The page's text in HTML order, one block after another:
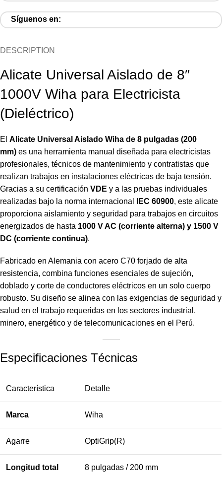
Síguenos en:
DESCRIPTION
Alicate Universal Aislado de 8″
1000V Wiha para Electricista
(Dieléctrico)
ElAlicate Universal Aislado Wiha de 8 pulgadas (200
mm) es una herramienta manual diseñada para electricistas
profesionales, técnicos de mantenimiento y contratistas que
realizan trabajos en instalaciones eléctricas de baja tensión.
Gracias a su certificaciónVDE y a las pruebas individuales
realizadas bajo la norma internacional
IEC 60900, este alicate
proporciona aislamiento y seguridad para trabajos en circuitos
energizados de hasta 1000 V AC (corriente alterna) y 1500 V
DC (corriente continua).
Fabricado en Alemania con acero C70 forjado de alta
resistencia, combina funciones esenciales de sujeción,
doblado y corte de conductores eléctricos en un solo cuerpo
robusto. Su diseño se alinea con las exigencias de seguridad y
salud en el trabajo requeridas en los sectores industrial,
minero, energético y de telecomunicaciones en el Perú.
Especificaciones Técnicas
Característica Detalle
Marca Wiha
Agarre OptiGrip(R)
Longitud total 8 pulgadas / 200 mm